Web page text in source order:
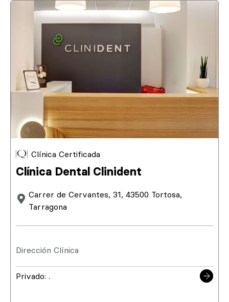
Clínica Certificada
Clínica Dental Clinident
Carrer de Cervantes, 31, 43500 Tortosa,
Tarragona
Dirección Clínica
Privado: .